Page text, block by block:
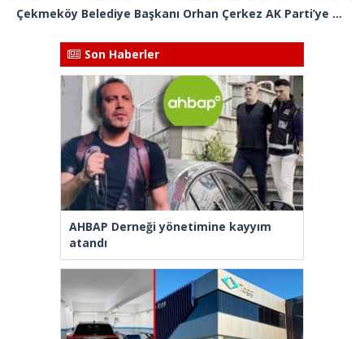
Çekmeköy Belediye Başkanı Orhan Çerkez AK Parti’ye katıldı
Son Haberler
AHBAP Derneği yönetimine kayyım
atandı